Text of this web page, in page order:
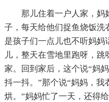
那儿住着一户人家，妈
子，每天给他们捉鱼烧饭
是孩子们一点儿也不听妈
儿，整天在雪地里跑呀，跳
家。回到家后，这个说“妈
抖一抖。”那个说“妈妈，我
烘。”妈妈忙了一天，还得